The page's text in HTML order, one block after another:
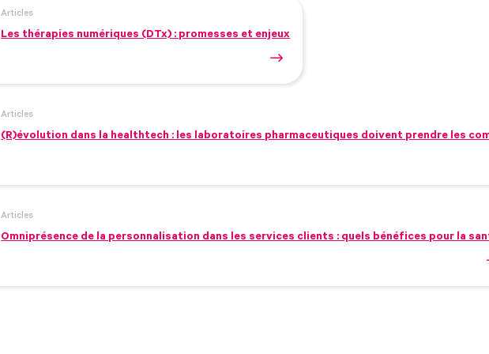
Articles
Les thérapies numériques (DTx) : promesses et enjeux
Articles
(R)évolution dans la healthtech : les laboratoires pharmaceutiques doivent prendre les
Articles
Omniprésence de la personnalisation dans les services clients : quels bénéfices pour la